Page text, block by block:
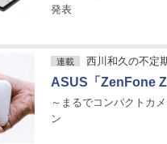
発表
連載 西川和久の不定
ASUS「ZenFone
～まるでコンパクトカ
ン